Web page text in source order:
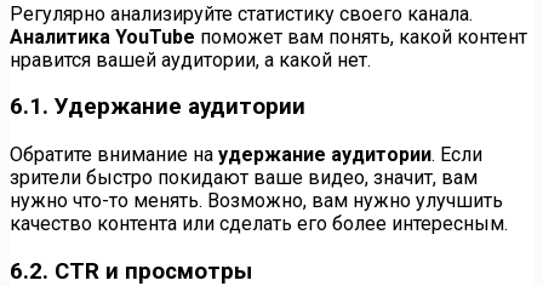
Регулярно анализируйте статистику своего канала.
Аналитика YouTube поможет вам понять, какой контент
нравится вашей аудитории, а какой нет.
6.1. Удержание аудитории
Обратите внимание на удержание аудитории. Если
зрители быстро покидают ваше видео, значит, вам
нужно что-то менять. Возможно, вам нужно улучшить
качество контента или сделать его более интересным.
6.2. CTR и просмотры